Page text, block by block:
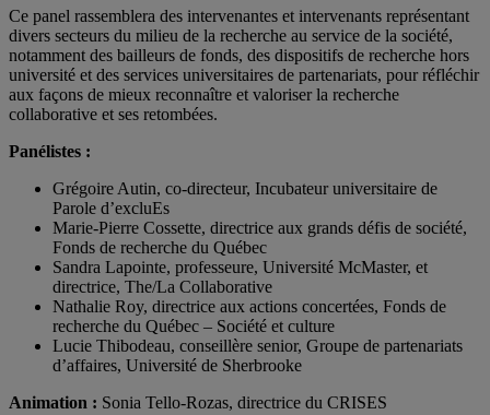
Ce panel rassemblera des intervenantes et intervenants représentant
divers secteurs du milieu de la recherche au service de la société,
notamment des bailleurs de fonds, des dispositifs de recherche hors
université et des services universitaires de partenariats, pour réfléchir
aux façons de mieux reconnaître et valoriser la recherche
collaborative et ses retombées.
Panélistes :
Grégoire Autin, co-directeur, Incubateur universitaire de
Parole d’excluEs
Marie-Pierre Cossette, directrice aux grands défis de société,
Fonds de recherche du Québec
Sandra Lapointe, professeure, Université McMaster, et
directrice, The/La Collaborative
Nathalie Roy, directrice aux actions concertées, Fonds de
recherche du Québec – Société et culture
Lucie Thibodeau, conseillère senior, Groupe de partenariats
d’affaires, Université de Sherbrooke
Animation : Sonia Tello-Rozas, directrice du CRISES